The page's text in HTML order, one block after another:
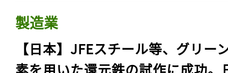
製造業
【日本】JFEスチール等、グリー
素を用いた還元鉄の試作に成功。